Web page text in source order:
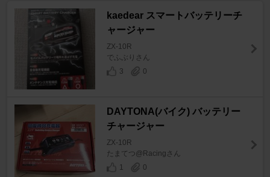
kaedear スマートバッテリーチ
ャージャー
ZX-10R
でふぶりさん
3
0
DAYTONA(バイク) バッテリー
チャージャー
ZX-10R
たまてつ@Racingさん
1
0